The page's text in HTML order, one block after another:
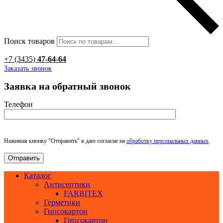
Поиск товаров
+7 (3435) 47-64-64
Заказать звонок
Заявка на обратный звонок
Телефон
Нажимая кнопку "Отправить" я даю согласие на обработку персональных данных
Каталог
Антисептики
FARBITEX
Герметики
Гипсокартон
Гипсокартон